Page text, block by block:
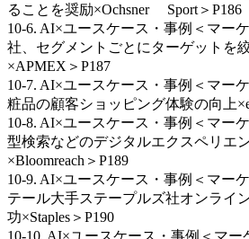
ることを奨励×Ochsner Sport＞P186
10-6. AI×ユースケース・事例＜マー
社、セグメントごとにターゲットを
×APMEX＞P187
10-7. AI×ユースケース・事例＜マー
粧品の顧客ショッピング体験の向上
10-8. AI×ユースケース・事例＜マー
型検索などのデジタルエクスペリエ
×Bloomreach＞P189
10-9. AI×ユースケース・事例＜マー
テール大手ステープルズ社オンライ
功×Staples＞P190
10-10. AI×ユースケース・事例＜マ